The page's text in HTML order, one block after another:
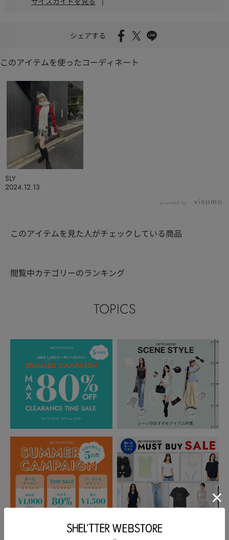
シェアする
このアイテムを使ったコーディネート
2024.12.13
SLY
powered by
このアイテムを見た人がチェックしている商品
閲覧中カテゴリーのランキング
TOPICS